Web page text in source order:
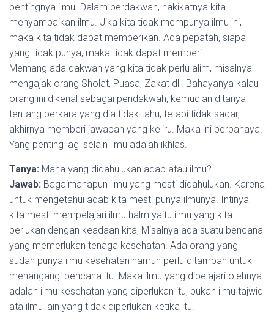
pentingnya ilmu. Dalam berdakwah, hakikatnya kita
menyampaikan ilmu. Jika kita tidak mempunya ilmu ini,
maka kita tidak dapat memberikan. Ada pepatah, siapa
yang tidak punya, maka tidak dapat memberi.
Memang ada dakwah yang kita tidak perlu alim, misalnya
mengajak orang Sholat, Puasa, Zakat dll. Bahayanya kalau
orang ini dikenal sebagai pendakwah, kemudian ditanya
tentang perkara yang dia tidak tahu, tetapi tidak sadar,
akhirnya memberi jawaban yang keliru. Maka ini berbahaya.
Yang penting lagi selain ilmu adalah ikhlas.
Tanya: Mana yang didahulukan adab atau ilmu?
Jawab: Bagaimanapun ilmu yang mesti didahulukan. Karena
untuk mengetahui adab kita mesti punya ilmunya. Intinya
kita mesti mempelajari ilmu halm yaitu ilmu yang kita
perlukan dengan keadaan kita, Misalnya ada suatu bencana
yang memerlukan tenaga kesehatan. Ada orang yang
sudah punya ilmu kesehatan namun perlu ditambah untuk
menangangi bencana itu. Maka ilmu yang dipelajari olehnya
adalah ilmu kesehatan yang diperlukan itu, bukan ilmu tajwid
ata ilmu lain yang tidak diperlukan ketika itu.